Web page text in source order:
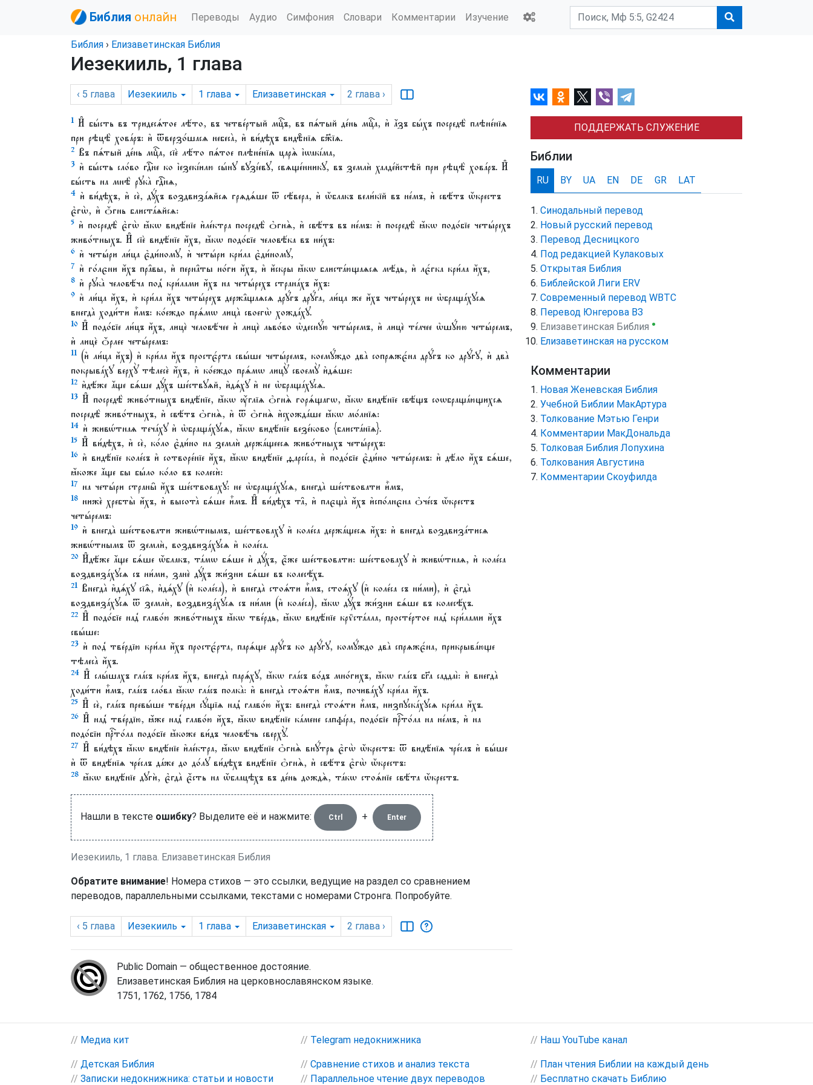
Библия онлайн Переводы Аудио Симфония Словари Комментарии Изучение
Библия › Елизаветинская Библия
Иезекииль, 1 глава
‹ 5 глава Иезекииль 1 глава Елизаветинская 2 глава ›
1 И҆ бы́сть въ тридесѧ́тое лѣ́то, въ четве́ртый мцⷭ҇ъ, въ пѧ́тый де́нь мцⷭ҇а, и҆ а҆́зъ бы́хъ посредѣ̀ плѣне́нїѧ
при рѣцѣ̀ хова́ръ: и҆ ѿверзо́шасѧ небеса̀, и҆ ви́дѣхъ видѣ̑нїѧ бж҃їѧ.
2 Въ пѧ́тый де́нь мцⷭ҇а, сїѐ лѣ́то пѧ́тое плѣне́нїѧ царѧ̀ і҆ѡакі́ма,
3 и҆ бы́сть сло́во гдⷭ҇не ко і҆езекі́илю сы́нꙋ вꙋзі́евꙋ, свѧще́нникꙋ, въ землѝ халде́йстѣй при рѣцѣ̀ хова́ръ. И҆
бы́сть на мнѣ̀ рꙋка̀ гдⷭ҇нѧ,
4 и҆ ви́дѣхъ, и҆ сѐ, дꙋ́хъ воздвиза́ѧйсѧ грѧдѧ́ше ѿ сѣ́вера, и҆ ѡ҆́блакъ вели́кїй въ не́мъ, и҆ свѣ́тъ ѡ҆́крестъ
є҆гѡ̀, и҆ ѻ҆́гнь блиста́ѧйсѧ:
5 и҆ посредѣ̀ є҆гѡ̀ ꙗ҆́кѡ видѣ́нїе и҆ле́ктра посредѣ̀ ѻ҆гнѧ̀, и҆ свѣ́тъ въ не́мъ: и҆ посредѣ̀ ꙗ҆́кѡ подо́бїе четы́рехъ
живо́тныхъ. И҆ сїѐ видѣ́нїе и҆́хъ, ꙗ҆́кѡ подо́бїе человѣ́ка въ ни́хъ:
6 и҆ четы́ри ли́ца є҆ди́номꙋ, и҆ четы́ри кри́ла є҆ди́номꙋ,
7 и҆ го́лєни и҆́хъ пра̑вы, и҆ перна̑ты но́ги и҆́хъ, и҆ и҆́скры ꙗ҆́кѡ блиста́ющаѧсѧ мѣ́дь, и҆ лє́гка кри́ла и҆́хъ,
8 и҆ рꙋка̀ человѣ́ча под̾ кри́лами и҆́хъ на четы́рехъ страна́хъ и҆́хъ:
9 и҆ ли́ца и҆́хъ, и҆ кри́ла и҆́хъ четы́рехъ держа̑щаѧсѧ дрꙋ́гъ дрꙋ́га, ли́ца же и҆́хъ четы́рехъ не ѡ҆браща́хꙋсѧ
внегда̀ ходи́ти и҆̀мъ: ко́еждо прѧ́мѡ лица̀ своегѡ̀ хожда́хꙋ.
10 И҆ подо́бїе ли́цъ и҆́хъ, лицѐ человѣ́чее и҆ лицѐ льво́во ѡ҆деснꙋ́ю четы́ремъ, и҆ лицѐ те́лчее ѡ҆шꙋ́юю четы́ремъ,
и҆ лицѐ ѻ҆́рлее четы́ремъ:
11 (и҆ ли́ца и҆́хъ) и҆ кри́ла и҆́хъ простє́рта свы́ше четы́ремъ, коемꙋ́ждо два̀ сопрѧжє́на дрꙋ́гъ ко дрꙋ́гꙋ, и҆ два̀
покрыва́хꙋ верхꙋ̀ тѣлесѐ и҆́хъ, и҆ ко́еждо прѧ́мѡ лицꙋ̀ своемꙋ̀ и҆дѧ́ше:
12 и҆дѣ́же а҆́ще бѧ́ше дꙋ́хъ ше́ствꙋѧй, и҆дѧ́хꙋ и҆ не ѡ҆браща́хꙋсѧ.
13 И҆ посредѣ̀ живо́тныхъ видѣ́нїе, ꙗ҆́кѡ ᲂу҆́глїѧ ѻ҆гнѧ̀ горѧ́щагѡ, ꙗ҆́кѡ видѣ́нїе свѣ́щъ соѡбраща́ющихсѧ
посредѣ̀ живо́тныхъ, и҆ свѣ́тъ ѻ҆гнѧ̀, и҆ ѿ ѻ҆гнѧ̀ и҆схожда́ше ꙗ҆́кѡ мо́лнїѧ:
14 и҆ живѡ́тнаѧ теча́хꙋ и҆ ѡ҆браща́хꙋсѧ, ꙗ҆́кѡ видѣ́нїе везе́ково {блиста́нїѧ}.
15 И҆ ви́дѣхъ, и҆ сѐ, ко́ло є҆ди́но на землѝ держа́щеесѧ живо́тныхъ четы́рехъ:
16 и҆ видѣ́нїе коле́съ и҆ сотворе́нїе и҆́хъ, ꙗ҆́кѡ видѣ́нїе ѳарсі́са, и҆ подо́бїе є҆ди́но четы́ремъ: и҆ дѣ́ло и҆́хъ бѧ́ше,
ꙗ҆́коже а҆́ще бы бы́ло ко́ло въ колесѝ:
17 на четы́ри страны̑ и҆́хъ ше́ствовахꙋ: не ѡ҆браща́хꙋсѧ, внегда̀ ше́ствовати и҆̀мъ,
18 нижѐ хребты̀ и҆́хъ, и҆ высота̀ бѧ́ше и҆̀мъ. И҆ ви́дѣхъ та̑, и҆ плєща̀ и҆́хъ и҆спо́лнєна ѻ҆че́съ ѡ҆́крестъ
четы́ремъ:
19 и҆ внегда̀ ше́ствовати живѡ́тнымъ, ше́ствовахꙋ и҆ коле́са держа́щесѧ и҆́хъ: и҆ внегда̀ воздвиза́тисѧ
живѡ́тнымъ ѿ землѝ, воздвиза́хꙋсѧ и҆ коле́са.
20 И҆дѣ́же а҆́ще бѧ́ше ѡ҆́блакъ, та́мѡ бѧ́ше и҆ дꙋ́хъ, є҆́же ше́ствовати: ше́ствовахꙋ и҆ живѡ́тнаѧ, и҆ коле́са
воздвиза́хꙋсѧ съ ни́ми, занѐ дꙋ́хъ жи́зни бѧ́ше въ колесѣ́хъ.
21 Внегда̀ и҆дѧ́хꙋ сїѧ̑, и҆дѧ́хꙋ (и҆ коле́са), и҆ внегда̀ стоѧ́ти и҆̀мъ, стоѧ́хꙋ (и҆ коле́са съ ни́ми), и҆ є҆гда̀
воздвиза́хꙋсѧ ѿ землѝ, воздвиза́хꙋсѧ съ ни́ми (и҆ коле́са), ꙗ҆́кѡ дꙋ́хъ жи́зни бѧ́ше въ колесѣ́хъ.
22 И҆ подо́бїе над̾ главо́ю живо́тныхъ ꙗ҆́кѡ тве́рдь, ꙗ҆́кѡ видѣ́нїе крѷста́лла, просте́ртое над̾ кри́лами и҆́хъ
свы́ше:
23 и҆ под̾ тве́рдїю кри́ла и҆́хъ простє́рта, парѧ́ще дрꙋ́гъ ко дрꙋ́гꙋ, комꙋ́ждо два̀ спрѧжє́на, прикрыва́юще
тѣлеса̀ и҆́хъ.
24 И҆ слы́шахъ гла́съ кри́лъ и҆́хъ, внегда̀ парѧ́хꙋ, ꙗ҆́кѡ гла́съ во́дъ мно́гихъ, ꙗ҆́кѡ гла́съ бг҃а саддаі̀: и҆ внегда̀
ходи́ти и҆̀мъ, гла́съ сло́ва ꙗ҆́кѡ гла́съ полка̀: и҆ внегда̀ стоѧ́ти и҆̀мъ, почива́хꙋ кри́ла и҆́хъ.
25 И҆ сѐ, гла́съ превы́ше тве́рди сꙋ́щїѧ над̾ главо́ю и҆́хъ: внегда̀ стоѧ́ти и҆̀мъ, низпꙋска́хꙋсѧ кри́ла и҆́хъ.
26 И҆ над̾ тве́рдїю, ꙗ҆́же над̾ главо́ю и҆́хъ, ꙗ҆́кѡ видѣ́нїе ка́мене сапфі́ра, подо́бїе прⷭ҇то́ла на не́мъ, и҆ на
подо́бїи прⷭ҇то́ла подо́бїе ꙗ҆́коже ви́дъ человѣ́чь сверхꙋ̀.
27 И҆ ви́дѣхъ ꙗ҆́кѡ видѣ́нїе и҆ле́ктра, ꙗ҆́кѡ видѣ́нїе ѻ҆гнѧ̀ внꙋ́трь є҆гѡ̀ ѡ҆́крестъ: ѿ видѣ́нїѧ чре́слъ и҆ вы́ше
и҆ ѿ видѣ́нїѧ чре́слъ да́же до до́лꙋ ви́дѣхъ видѣ́нїе ѻ҆гнѧ̀, и҆ свѣ́тъ є҆гѡ̀ ѡ҆́крестъ:
28 ꙗ҆́кѡ видѣ́нїе дꙋгѝ, є҆гда̀ є҆́сть на ѡ҆́блацѣхъ въ де́нь дождѧ̀, та́кѡ стоѧ́нїе свѣ́та ѡ҆́крестъ.
Нашли в тексте ошибку? Выделите её и нажмите: Ctrl + Enter
Иезекииль, 1 глава. Елизаветинская Библия
Обратите внимание! Номера стихов — это ссылки, ведущие на раздел со сравнением
переводов, параллельными ссылками, текстами с номерами Стронга. Попробуйте.
‹ 5 глава Иезекииль 1 глава Елизаветинская 2 глава ›
Public Domain — общественное достояние.
Елизаветинская Библия на церковнославянском языке.
1751, 1762, 1756, 1784
ПОДДЕРЖАТЬ СЛУЖЕНИЕ
Библии
RU BY UA EN DE GR LAT
Синодальный перевод
Новый русский перевод
Перевод Десницкого
Под редакцией Кулаковых
Открытая Библия
Библейской Лиги ERV
Cовременный перевод WBTC
Перевод Юнгерова ВЗ
Елизаветинская Библия ●
Елизаветинская на русском
Комментарии
Новая Женевская Библия
Учебной Библии МакАртура
Толкование Мэтью Генри
Комментарии МакДональда
Толковая Библия Лопухина
Толкования Августина
Комментарии Скоуфилда
// Медиа кит // Telegram недокнижника // Наш YouTube канал
// Детская Библия
// Записки недокнижника: статьи и новости
// Сравнение стихов и анализ текста
// Параллельное чтение двух переводов
// План чтения Библии на каждый день
// Бесплатно скачать Библию